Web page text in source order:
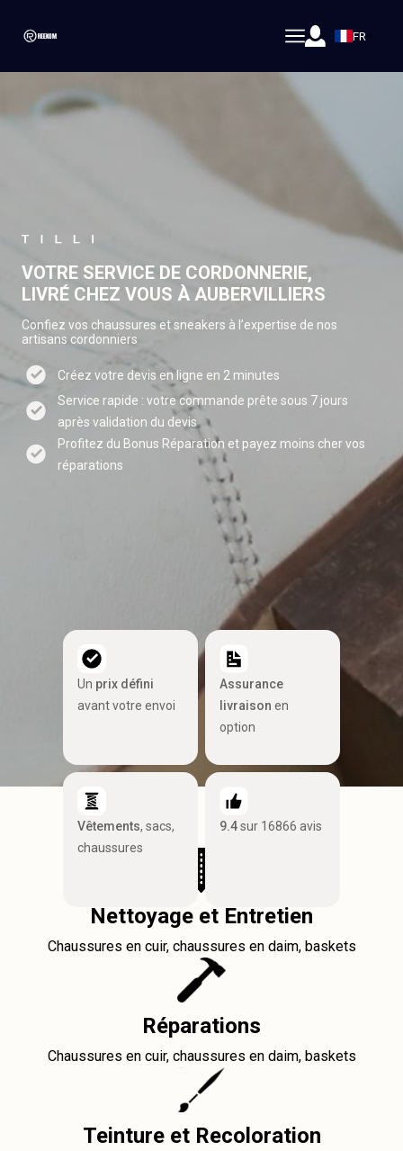
FR
VOTRE SERVICE DE CORDONNERIE,
LIVRÉ CHEZ VOUS À AUBERVILLIERS
Confiez vos chaussures et sneakers à l’expertise de nos
artisans cordonniers
Créez votre devis en ligne en 2 minutes
Service rapide : votre commande prête sous 7 jours
après validation du devis
Profitez du Bonus Réparation et payez moins cher vos
réparations
Un prix défini
avant votre envoi
Assurance
livraison en
option
Vêtements, sacs,
chaussures
9.4sur 16866 avis
Nettoyage et Entretien
Chaussures en cuir, chaussures en daim, baskets
Réparations
Chaussures en cuir, chaussures en daim, baskets
Teinture et Recoloration